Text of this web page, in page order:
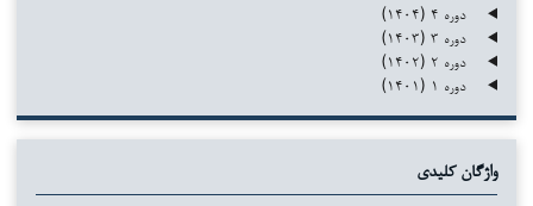
دوره ۴ (۱۴۰۴)
دوره ۳ (۱۴۰۳)
دوره ۲ (۱۴۰۲)
دوره ۱ (۱۴۰۱)
واژگان کلیدی